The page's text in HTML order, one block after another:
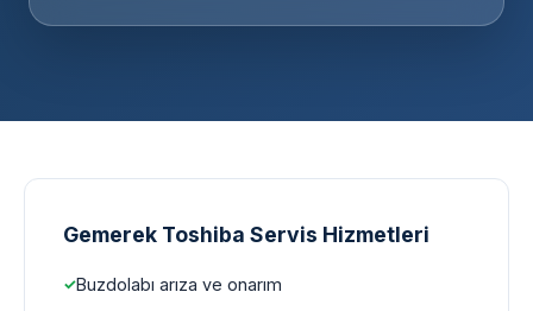
Gemerek Toshiba Servis Hizmetleri
Buzdolabı arıza ve onarım